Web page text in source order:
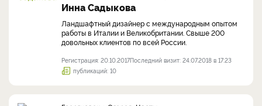
Инна Садыкова
Ландшафтный дизайнер с международным опытом
работы в Италии и Великобритании. Свыше 200
довольных клиентов по всей России.
Регистрация: 20.10.2017Последний визит: 24.07.2018 в 17:23
публикаций: 10